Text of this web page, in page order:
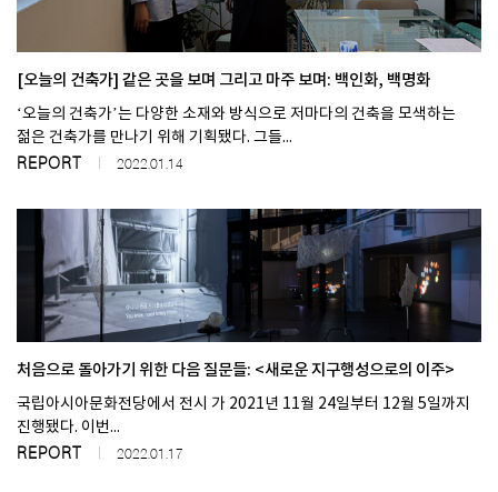
Naver 로그인
SPACE 소개
공지사항
광고문의
Contact
[오늘의 건축가] 같은 곳을 보며 그리고 마주 보며: 백인화, 백명화
‘오늘의 건축가’는 다양한 소재와 방식으로 저마다의 건축을 모색하는
젊은 건축가를 만나기 위해 기획됐다. 그들...
REPORT 2022.01.14
처음으로 돌아가기 위한 다음 질문들: <새로운 지구행성으로의 이주>
국립아시아문화전당에서 전시 가 2021년 11월 24일부터 12월 5일까지
진행됐다. 이번...
REPORT 2022.01.17